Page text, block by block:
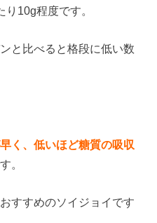
10g程度です。
と比べると格段に低い数
く、低いほど糖質の吸収
。
すすめのソイジョイです